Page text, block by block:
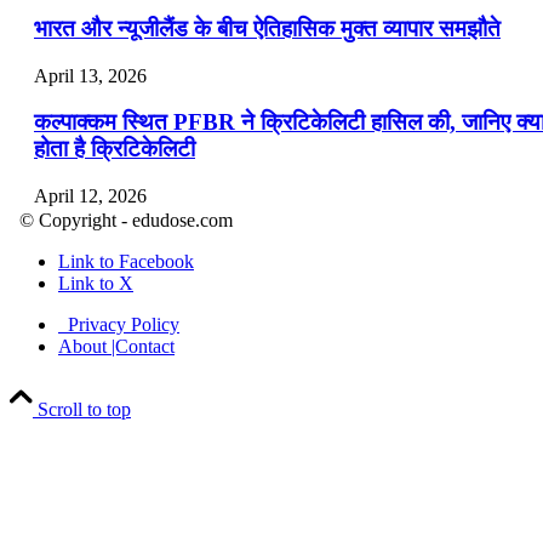
भारत और न्यूजीलैंड के बीच ऐतिहासिक मुक्त व्यापार समझौते
April 13, 2026
कल्पाक्कम स्थित PFBR ने क्रिटिकेलिटी हासिल की, जानिए
होता है क्रिटिकेलिटी
April 12, 2026
April 9, 2026
नासा का आर्टेमिस-2 मिशन: मनुष्य एक बार फिर से चंद्रमा के
पहुंचा
April 7, 2026
© Copyright - edudose.com
Link to Facebook
Link to X
Privacy Policy
About |Contact
Scroll to top